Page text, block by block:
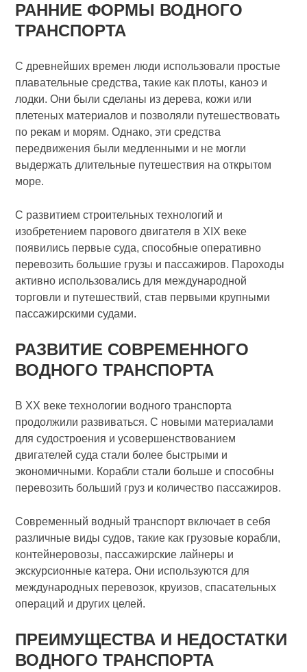
РАННИЕ ФОРМЫ ВОДНОГО
ТРАНСПОРТА
С древнейших времен люди использовали простые
плавательные средства, такие как плоты, каноэ и
лодки. Они были сделаны из дерева, кожи или
плетеных материалов и позволяли путешествовать
по рекам и морям. Однако, эти средства
передвижения были медленными и не могли
выдержать длительные путешествия на открытом
море.
С развитием строительных технологий и
изобретением парового двигателя в XIX веке
появились первые суда, способные оперативно
перевозить большие грузы и пассажиров. Пароходы
активно использовались для международной
торговли и путешествий, став первыми крупными
пассажирскими судами.
РАЗВИТИЕ СОВРЕМЕННОГО
ВОДНОГО ТРАНСПОРТА
В XX веке технологии водного транспорта
продолжили развиваться. С новыми материалами
для судостроения и усовершенствованием
двигателей суда стали более быстрыми и
экономичными. Корабли стали больше и способны
перевозить больший груз и количество пассажиров.
Современный водный транспорт включает в себя
различные виды судов, такие как грузовые корабли,
контейнеровозы, пассажирские лайнеры и
экскурсионные катера. Они используются для
международных перевозок, круизов, спасательных
операций и других целей.
ПРЕИМУЩЕСТВА И НЕДОСТАТКИ
ВОДНОГО ТРАНСПОРТА